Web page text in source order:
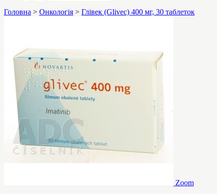
Головна > Онкологія > Глівек (Glivec) 400 мг, 30 таблеток
Zoom